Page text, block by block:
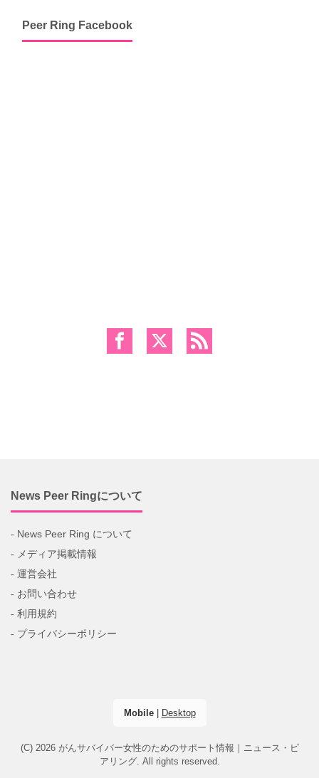
Peer Ring Facebook
News Peer Ringについて
- News Peer Ring について
- メディア掲載情報
- 運営会社
- お問い合わせ
- 利用規約
- プライバシーポリシー
Mobile| Desktop
(C) 2026 がんサバイバー女性のためのサポート情報｜ニュース・ピ
アリング. All rights reserved.